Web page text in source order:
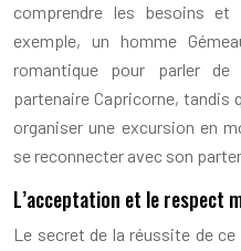
comprendre les besoins et
exemple, un homme
romantique pour parler
partenaire Capricorne, tandis
organiser une excursion en
se reconnecter avec son
L’acceptation et le respect
Le secret de la réussite de